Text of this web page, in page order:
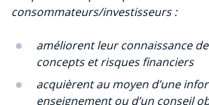
consommateurs/investisseurs :
améliorent leur connaissance
concepts et risques financiers
acquièrent au moyen d’une
enseignement ou d’un conseil